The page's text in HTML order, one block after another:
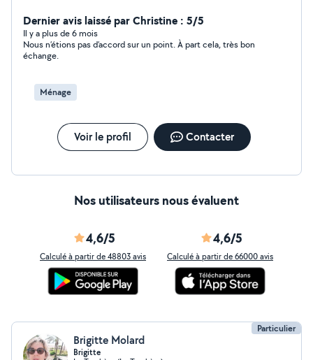
demenagement, ménage, courses,...) je suis très
sérieuse et très soignée n hésitez pas à me proposer
vos petits travaux ...je serai ravie de vous aider
Dernier avis laissé par Christine : 5/5
Il y a plus de 6 mois
Nous n’étions pas d’accord sur un point. À part cela, très bon
échange.
Ménage
Voir le profil Contacter
Nos utilisateurs nous évaluent
4,6/5
Calculé à partir de 48803 avis
4,6/5
Calculé à partir de 66000 avis
Particulier
Brigitte Molard
Brigitte